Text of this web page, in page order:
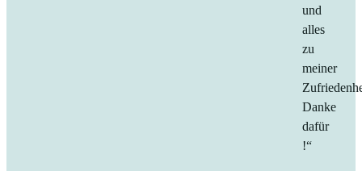
und
alles
zu
meiner
Danke
dafür
!“